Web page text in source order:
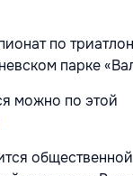
по
парке
можно по этой